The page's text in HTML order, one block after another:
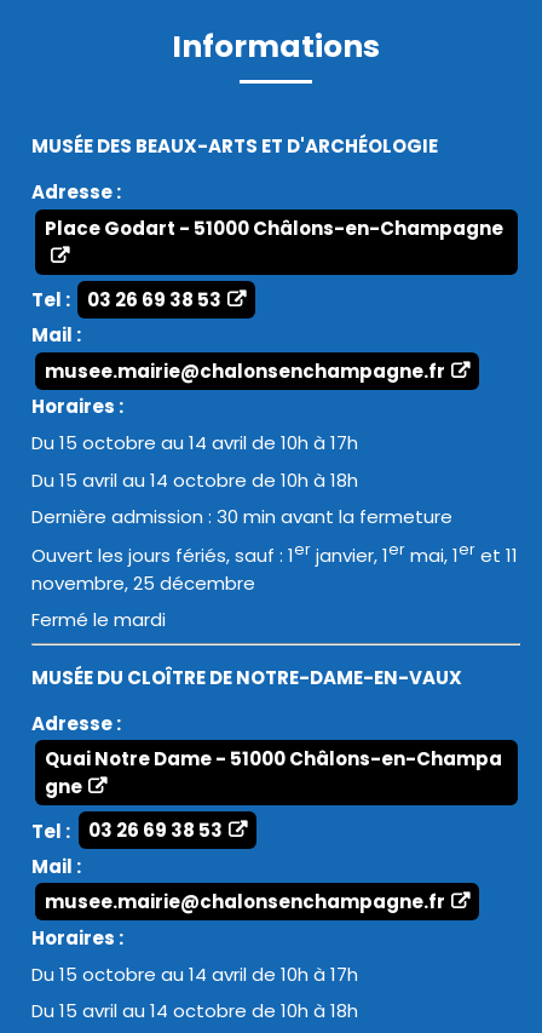
Informations
MUSÉE DES BEAUX-ARTS ET D'ARCHÉOLOGIE
Adresse :
Place Godart - 51000 Châlons-en-Champagne
Tel :
03 26 69 38 53
Mail :
musee.mairie@chalonsenchampagne.fr
Horaires :
Du 15 octobre au 14 avril de 10h à 17h
Du 15 avril au 14 octobre de 10h à 18h
Dernière admission : 30 min avant la fermeture
Ouvert les jours fériés, sauf : 1er janvier, 1er mai, 1er et 11
novembre, 25 décembre
Fermé le mardi
MUSÉE DU CLOÎTRE DE NOTRE-DAME-EN-VAUX
Adresse :
Quai Notre Dame - 51000 Châlons-en-Champa
gne
Tel :
03 26 69 38 53
Mail :
musee.mairie@chalonsenchampagne.fr
Horaires :
Du 15 octobre au 14 avril de 10h à 17h
Du 15 avril au 14 octobre de 10h à 18h